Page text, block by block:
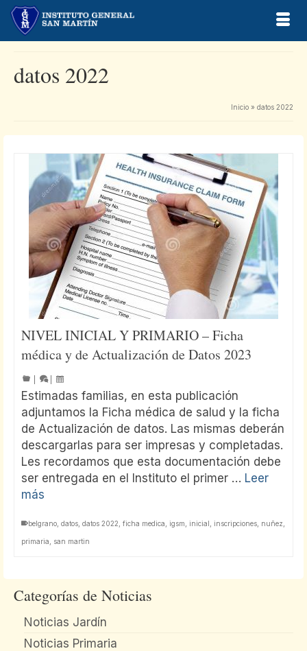
datos 2022
Inicio » datos 2022
NIVEL INICIAL Y PRIMARIO – Ficha
médica y de Actualización de Datos 2023
Estimadas familias, en esta publicación
adjuntamos la Ficha médica de salud y la ficha
de Actualización de datos. Las mismas deberán
descargarlas para ser impresas y completadas.
Les recordamos que esta documentación debe
ser entregada en el Instituto el primer … Leer
más
belgrano datos datos 2022 ficha medica igsm inicial inscripciones nuñez
primaria san martin
Categorías de Noticias
Noticias Jardín
Noticias Primaria